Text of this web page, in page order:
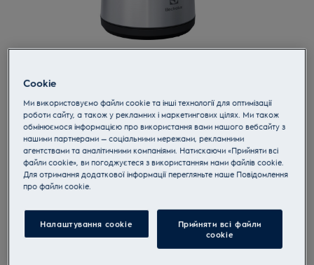
Торкніться, щоб збільшити
E4K1-4ST
Create 4 Електрочайник
4.6 (10)
Переваги
Насолоджуйтеся улюбленим гарячим напоєм з цим потужним і
Зручний бездротовий чайник з основою, що обертається на 360
°, і кришкою, яка відкривається однією рукою
Cookie
Ми використовуємо файли cookie та інші технології для оптимізації
роботи сайту, а також у рекламних і маркетингових цілях. Ми також
обмінюємося інформацією про використання вами нашого вебсайту з
нашими партнерами — соціальними мережами, рекламними
агентствами та аналітичними компаніями. Натискаючи «Прийняти всі
файли cookie», ви погоджуєтеся з використанням нами файлів cookie.
Для отримання додаткової інформації перегляньте наше Пoвідомлення
прo файли cookie.
Налаштування cookie
Прийняти всі файли
сookie